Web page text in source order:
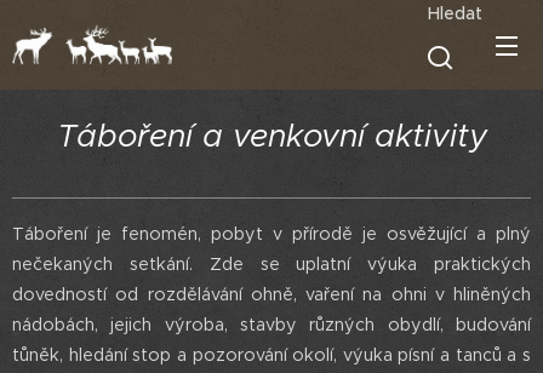
Hledat
Táboření a venkovní aktivity
Táboření je fenomén, pobyt v přírodě je osvěžující a plný
nečekaných setkání. Zde se uplatní výuka praktických
dovedností od rozdělávání ohně, vaření na ohni v hliněných
nádobách, jejich výroba, stavby různých obydlí, budování
tůněk, hledání stop a pozorování okolí, výuka písní a tanců a s